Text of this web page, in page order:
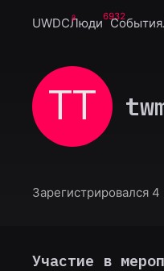
UWDCЛюди6932
События
TT
Зарегистрировался 4
Участие в